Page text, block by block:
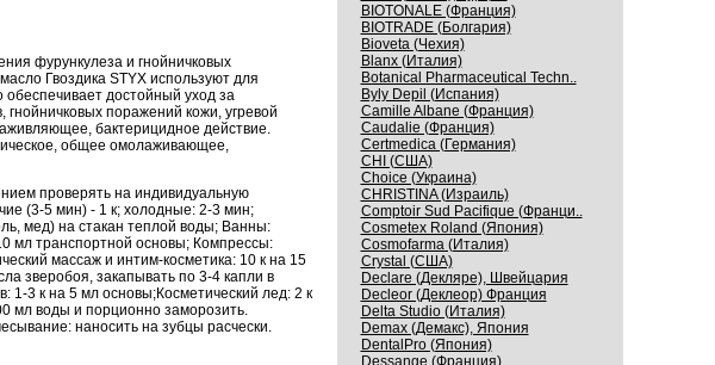
фурункулеза и гнойничковых
Гвоздика STYX используют для
обеспечивает достойный уход за
поражений кожи, угревой
бактерицидное действие.
общее омолаживающее,
проверять на индивидуальную
(3-5 мин) - 1 к; холодные: 2-3 мин;
мед) на стакан теплой воды; Ванны:
мл транспортной основы; Компрессы:
массаж и интим-косметика: 10 к на 15
зверобоя, закапывать по 3-4 капли в
1-3 к на 5 мл основы;Косметический лед: 2 к
мл воды и порционно заморозить.
наносить на зубцы расчески.
BIOTONALE (Франция)
BIOTRADE (Болгария)
Bioveta (Чехия)
Blanx (Италия)
Botanical Pharmaceutical Techn..
Byly Depil (Испания)
Camille Albane (Франция)
Caudalie (Франция)
Certmedica (Германия)
CHI (США)
Choice (Украина)
CHRISTINA (Израиль)
Comptoir Sud Pacifique (Франци..
Cosmetex Roland (Япония)
Cosmofarma (Италия)
Crystal (США)
Declare (Декляре), Швейцария
Decleor (Деклеор) Франция
Delta Studio (Италия)
Demax (Демакс), Япония
DentalPro (Япония)
Dessange (Франция)